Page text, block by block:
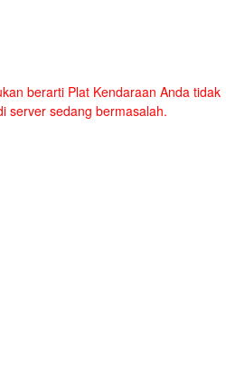
berarti Plat Kendaraan Anda tidak
server sedang bermasalah.